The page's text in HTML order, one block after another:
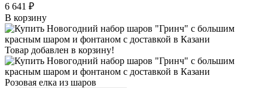
6 641 ₽
В корзину
Товар добавлен в корзину!
Розовая елка из шаров